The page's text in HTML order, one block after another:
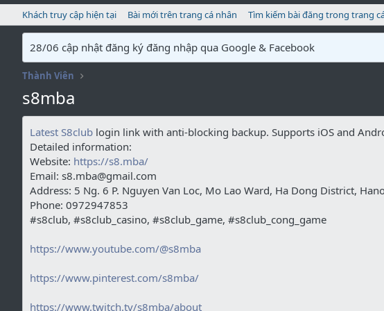
Khách truy cập hiện tại Bài mới trên trang cá nhân Tìm kiếm bài đăng trong trang
28/06 cập nhật đăng ký đăng nhập qua Google & Facebook
Thành Viên
s8mba
Latest S8club login link with anti-blocking backup. Supports iOS and
Detailed information:
Website: https://s8.mba/
Email: s8.mba@gmail.com
Address: 5 Ng. 6 P. Nguyen Van Loc, Mo Lao Ward, Ha Dong District,
Phone: 0972947853
#s8club, #s8club_casino, #s8club_game, #s8club_cong_game
https://www.youtube.com/@s8mba
https://www.pinterest.com/s8mba/
https://www.twitch.tv/s8mba/about